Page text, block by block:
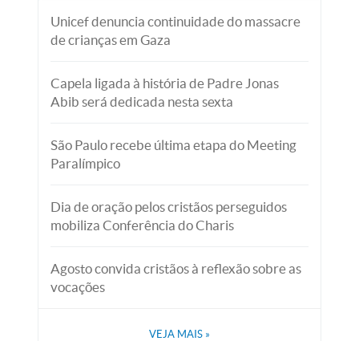
Unicef denuncia continuidade do massacre
de crianças em Gaza
Capela ligada à história de Padre Jonas
Abib será dedicada nesta sexta
São Paulo recebe última etapa do Meeting
Paralímpico
Dia de oração pelos cristãos perseguidos
mobiliza Conferência do Charis
Agosto convida cristãos à reflexão sobre as
vocações
VEJA MAIS »